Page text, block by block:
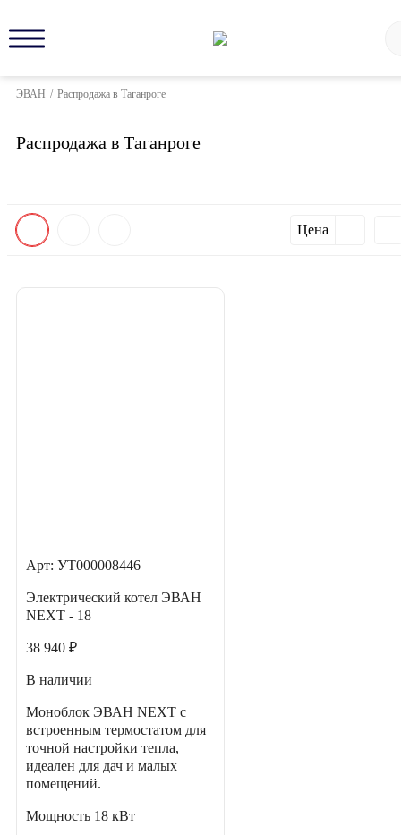
ЭВАН / Распродажа в Таганроге
Распродажа в Таганроге
Цена
Арт: УТ000008446
Электрический котел ЭВАН
NEXT - 18
38 940 ₽
В наличии
Моноблок ЭВАН NEXT с
встроенным термостатом для
точной настройки тепла,
идеален для дач и малых
помещений.
Мощность 18 кВт